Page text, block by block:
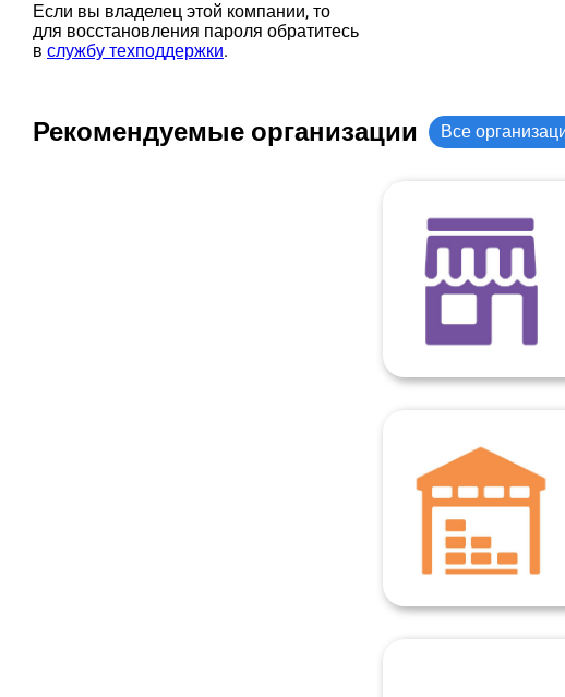
Если вы владелец этой компании, то
для восстановления пароля обратитесь
в службу техподдержки.
Рекомендуемые организации Все